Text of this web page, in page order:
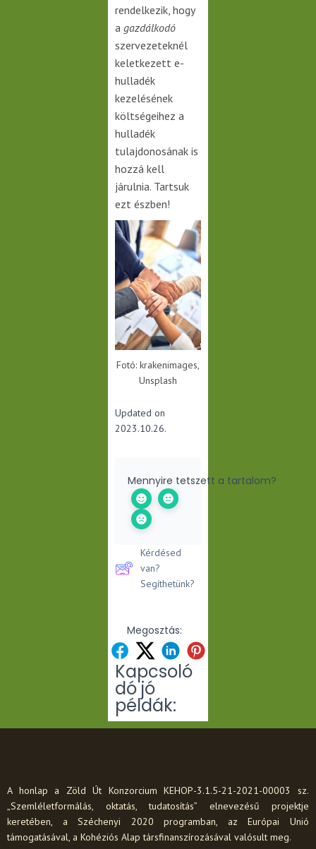
rendelkezik, hogy
a gazdálkodó
szervezeteknél
keletkezett e-
hulladék
kezelésének
költségeihez a
hulladék
tulajdonosának is
hozzá kell
járulnia. Tartsuk
ezt észben!
Fotó: krakenimages,
Unsplash
Updated on
2023.10.26.
Mennyire tetszett a tartalom?
Kérdésed
van?
Segíthetünk?
Megosztás:
Kapcsoló
dó jó
példák:
A honlap a Zöld Út Konzorcium KEHOP-3.1.5-21-2021-00003 sz.
„Szemléletformálás, oktatás, tudatosítás” elnevezésű projektje
keretében, a Széchenyi 2020 programban, az Európai Unió
támogatásával, a Kohéziós Alap társfinanszírozásával valósult meg.